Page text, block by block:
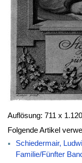
Auflösung: 711 x
Folgende Artikel
Schiedermair,
Familie/Fünfter